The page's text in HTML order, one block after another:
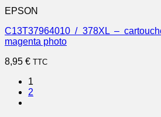
EPSON
C13T37964010 / 378XL –
magenta photo
8,95 € TTC
1
2